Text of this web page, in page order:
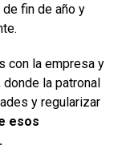
fin de año y
con la empresa y
la patronal
y regularizar
esos